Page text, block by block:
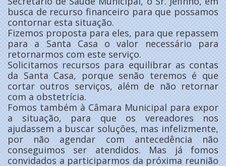
busca de recurso financeiro para que possamos
contornar esta situação.
Fizemos proposta para eles, para que repassem
para a Santa Casa o valor necessário para
retornarmos com este serviço.
Solicitamos recursos para equilibrar as contas
da Santa Casa, porque senão teremos é que
cortar outros serviços, além de não retornar
com a obstetrícia.
Fomos também à Câmara Municipal para expor
a situação, para que os vereadores nos
ajudassem a buscar soluções, mas infelizmente,
por não agendar com antecedência não
conseguimos ser atendidos. Mas já fomos
convidados a participarmos da próxima reunião